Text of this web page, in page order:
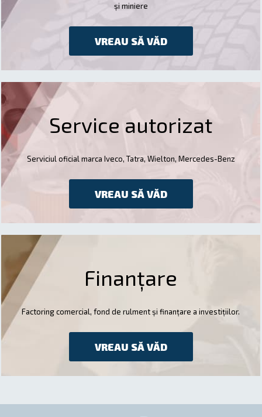
și miniere
VREAU SĂ VĂD
Service autorizat
Serviciul oficial marca Iveco, Tatra, Wielton, Mercedes-Benz
VREAU SĂ VĂD
Finanțare
Factoring comercial, fond de rulment și finanțare a investițiilor.
VREAU SĂ VĂD